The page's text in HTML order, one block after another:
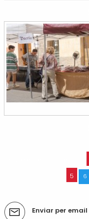
5
6
Accions
Enviar per email